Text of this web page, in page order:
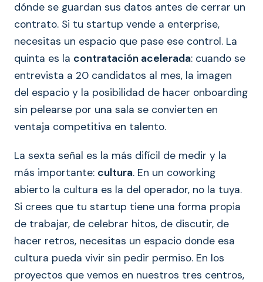
dónde se guardan sus datos antes de cerrar un
contrato. Si tu startup vende a enterprise,
necesitas un espacio que pase ese control. La
quinta es la contratación acelerada: cuando se
entrevista a 20 candidatos al mes, la imagen
del espacio y la posibilidad de hacer onboarding
sin pelearse por una sala se convierten en
ventaja competitiva en talento.
La sexta señal es la más difícil de medir y la
más importante: cultura. En un coworking
abierto la cultura es la del operador, no la tuya.
Si crees que tu startup tiene una forma propia
de trabajar, de celebrar hitos, de discutir, de
hacer retros, necesitas un espacio donde esa
cultura pueda vivir sin pedir permiso. En los
proyectos que vemos en nuestros tres centros,